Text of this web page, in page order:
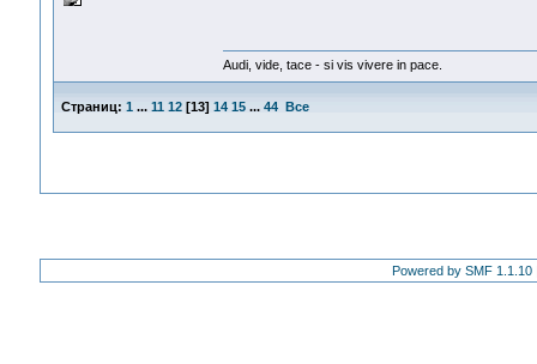
Audi, vide, tace - si vis vivere in pace.
Страниц: 1 ... 11 12[13] 14 15 ... 44 Все
Powered by SMF 1.1.10